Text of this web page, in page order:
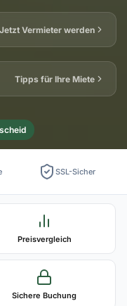
Jetzt Vermieter werden
Tipps für Ihre Miete
SSL-Sicher
Preisvergleich
Sichere Buchung